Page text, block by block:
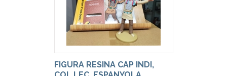
FIGURA RESINA CAP INDI,